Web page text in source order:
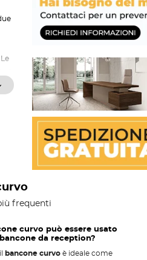
. Le
frequenti
curvo può essere usato
da reception?
bancone curvo è ideale come